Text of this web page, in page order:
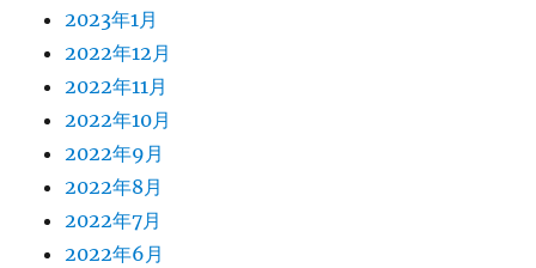
2023年1月
2022年12月
2022年11月
2022年10月
2022年9月
2022年8月
2022年7月
2022年6月